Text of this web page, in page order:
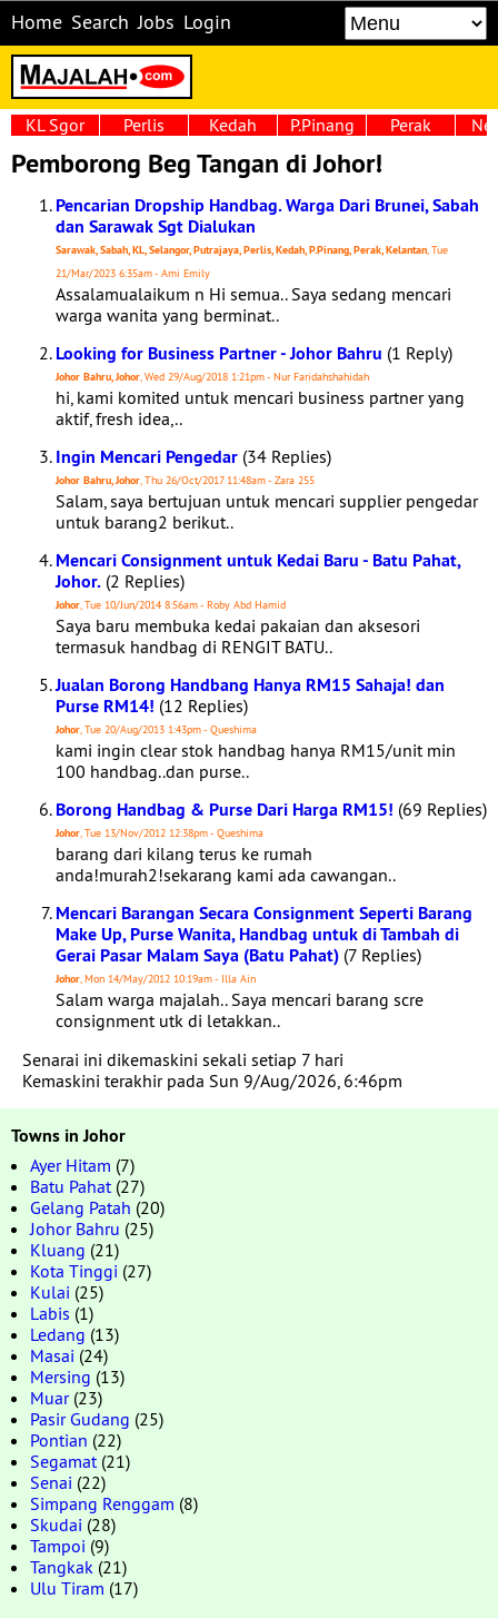
Home Search Jobs Login
KL Sgor Perlis Kedah P.Pinang Perak
Pemborong Beg Tangan di Johor!
Pencarian Dropship Handbag. Warga Dari Brunei, Sabah
dan Sarawak Sgt Dialukan
Sarawak, Sabah, KL, Selangor, Putrajaya, Perlis, Kedah, P.Pinang, Perak, Kelantan, Tue
21/Mar/2023 6:35am - Ami Emily
Assalamualaikum n Hi semua.. Saya sedang mencari
warga wanita yang berminat..
Looking for Business Partner - Johor Bahru (1 Reply)
Johor Bahru, Johor, Wed 29/Aug/2018 1:21pm - Nur Faridahshahidah
hi, kami komited untuk mencari business partner yang
aktif, fresh idea,..
Ingin Mencari Pengedar (34 Replies)
Johor Bahru, Johor, Thu 26/Oct/2017 11:48am - Zara 255
Salam, saya bertujuan untuk mencari supplier pengedar
untuk barang2 berikut..
Mencari Consignment untuk Kedai Baru - Batu Pahat,
Johor. (2 Replies)
Johor, Tue 10/Jun/2014 8:56am - Roby Abd Hamid
Saya baru membuka kedai pakaian dan aksesori
termasuk handbag di RENGIT BATU..
Jualan Borong Handbang Hanya RM15 Sahaja! dan
Purse RM14! (12 Replies)
Johor, Tue 20/Aug/2013 1:43pm - Queshima
kami ingin clear stok handbag hanya RM15/unit min
100 handbag..dan purse..
Borong Handbag & Purse Dari Harga RM15! (69 Replies)
Johor, Tue 13/Nov/2012 12:38pm - Queshima
barang dari kilang terus ke rumah
anda!murah2!sekarang kami ada cawangan..
Mencari Barangan Secara Consignment Seperti Barang
Make Up, Purse Wanita, Handbag untuk di Tambah di
Gerai Pasar Malam Saya (Batu Pahat) (7 Replies)
Johor, Mon 14/May/2012 10:19am - Illa Ain
Salam warga majalah.. Saya mencari barang scre
consignment utk di letakkan..
Senarai ini dikemaskini sekali setiap 7 hari
Kemaskini terakhir pada Sun 9/Aug/2026, 6:46pm
Towns in Johor
Ayer Hitam (7)
Batu Pahat(27)
Gelang Patah (20)
Johor Bahru (25)
Kluang (21)
Kota Tinggi (27)
Kulai (25)
Labis (1)
Ledang (13)
Masai (24)
Mersing (13)
Muar(23)
Pasir Gudang (25)
Pontian (22)
Segamat(21)
Senai (22)
Simpang Renggam (8)
Skudai (28)
Tampoi (9)
Tangkak (21)
Ulu Tiram (17)